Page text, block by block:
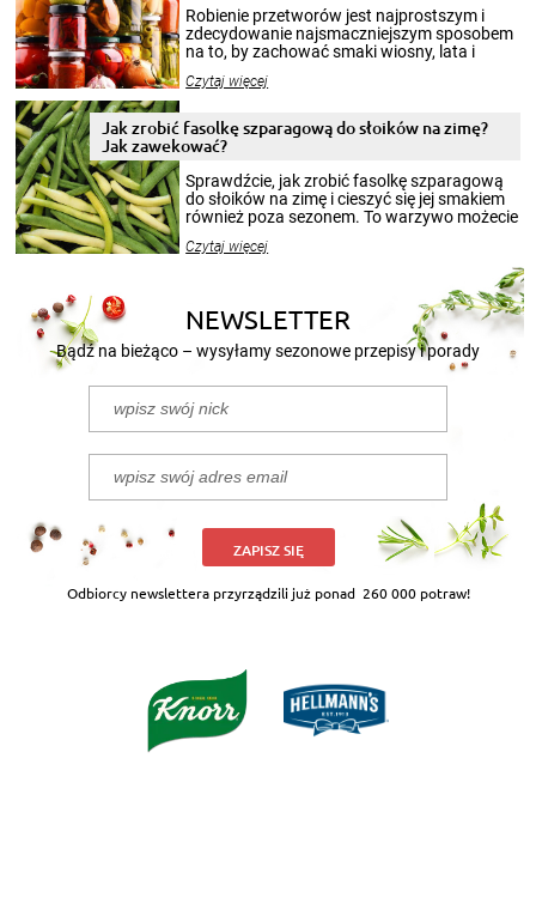
Robienie przetworów jest najprostszym i
zdecydowanie najsmaczniejszym sposobem
na to, by zachować smaki wiosny, lata i
krajobrazów, by cieszyć nimi oko w sezonie
pełni poczuć atmosferę cieplejszych
miesięcy. Przygotowanie słoików ze
smakowitą zawartością musi obejmować
patenty, które pozwolą zachować świeżość
przetworów.
Czytaj więcej
Jak zrobić fasolkę szparagową do słoików na zimę?
Jak zawekować?
Sprawdźcie, jak zrobić fasolkę szparagową
do słoików na zimę i cieszyć się jej smakiem
również poza sezonem. To warzywo możecie
nasze propozycje!
Czytaj więcej
NEWSLETTER
Bądź na bieżąco – wysyłamy sezonowe przepisy i porady
ZAPISZ SIĘ
Odbiorcy newslettera przyrządzili już ponad 260 000 potraw!